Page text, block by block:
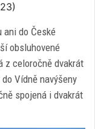
ani do České
obsluhovené
z celoročně dvakrát
Vídně navýšeny
spojená i dvakrát